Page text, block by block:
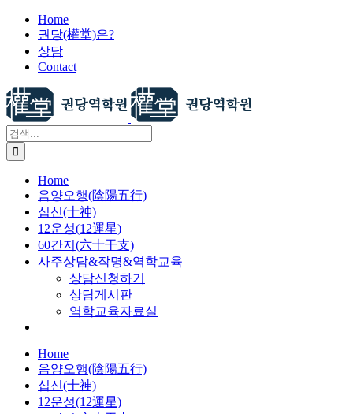
건
너
뛰
기
Home
권당(權堂)은?
상담
Contact
검
색:
Home
음양오행(陰陽五行)
십신(十神)
12운성(12運星)
60간지(六十干支)
사주상담&작명&역학교육
상담신청하기
상담게시판
역학교육자료실
Home
음양오행(陰陽五行)
십신(十神)
12운성(12運星)